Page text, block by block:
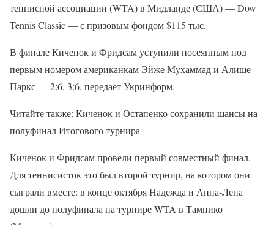
теннисной ассоциации (WTA) в Мидланде (США) — Dow
Tennis Classic — с призовым фондом $115 тыс.
В финале Киченок и Фридсам уступили посеянным под
первым номером американкам Эйже Мухаммад и Алише
Паркс — 2:6, 3:6, передает Укринформ.
Читайте также: Киченок и Остапенко сохранили шансы на
полуфинал Итогового турнира
Киченок и Фридсам провели первый совместный финал.
Для теннисисток это был второй турнир, на котором они
сыграли вместе: в конце октября Надежда и Анна-Лена
дошли до полуфинала на турнире WTA в Тампико